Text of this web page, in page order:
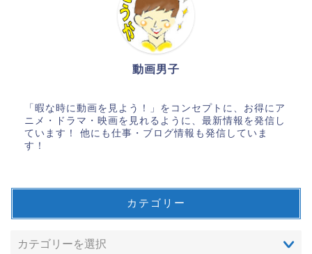
動画男子
「暇な時に動画を見よう！」をコンセプトに、お得にア
ニメ・ドラマ・映画を見れるように、最新情報を発信し
ています！ 他にも仕事・ブログ情報も発信していま
す！
カテゴリー